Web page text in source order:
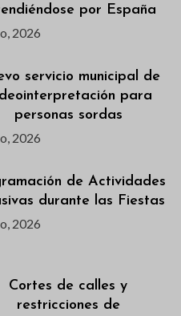
por España
2026
servicio municipal de
para
personas sordas
2026
de Actividades
durante las Fiestas
2026
Cortes de calles y
restricciones de